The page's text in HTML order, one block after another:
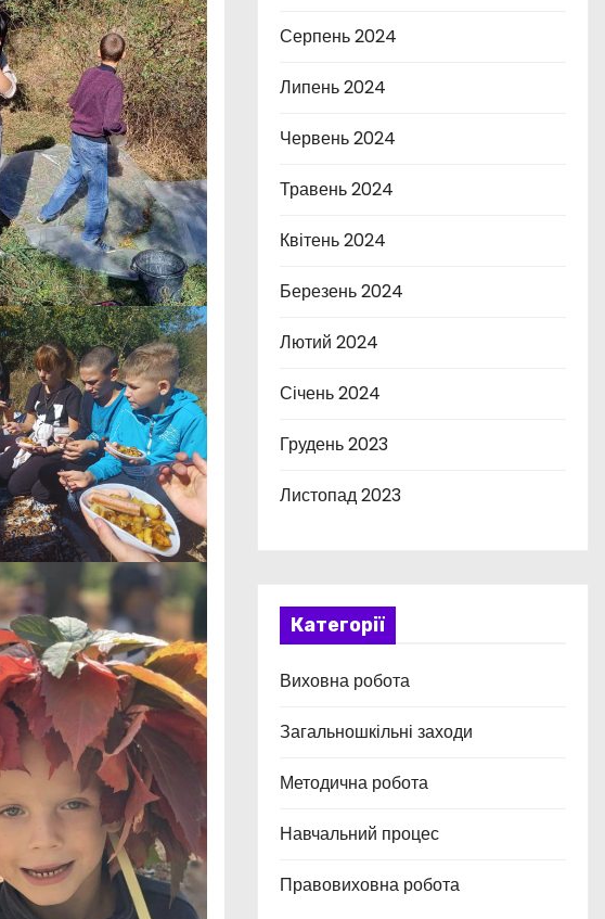
Серпень 2024
Липень 2024
Червень 2024
Травень 2024
Квітень 2024
Березень 2024
Лютий 2024
Січень 2024
Грудень 2023
Листопад 2023
Категорії
Виховна робота
Загальношкільні заходи
Методична робота
Навчальний процес
Правовиховна робота